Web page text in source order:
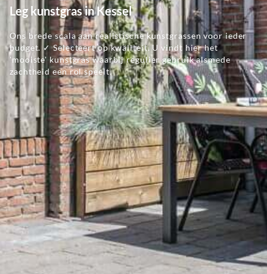
Leg kunstgras in Kessel
Ons brede scala aan realistische kunstgrassen voor ieder
budget. ✓ Selecteert op kwaliteit. U vindt hier het
'mooiste' kunstgras waarbij regulier gebruik alsmede
zachtheid een rol speelt.